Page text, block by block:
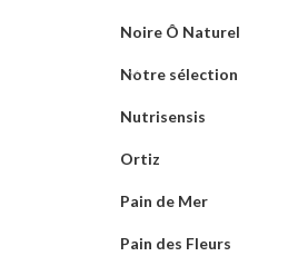
Noire Ô Naturel
Notre sélection
Nutrisensis
Ortiz
Pain de Mer
Pain des Fleurs